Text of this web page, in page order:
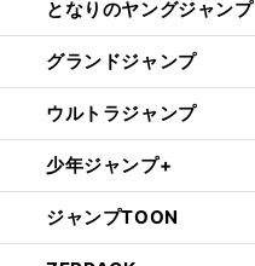
となりのヤングジャンプ
グランドジャンプ
ウルトラジャンプ
少年ジャンプ+
ジャンプTOON